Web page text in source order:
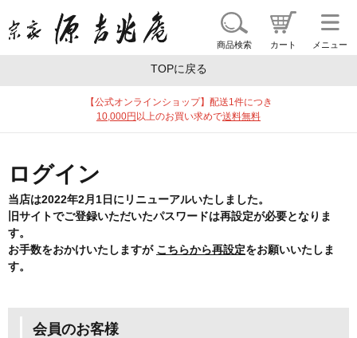
商品検索 カート メニュー
商品一覧 ギフトを探す
TOPに戻る
【公式オンラインショップ】配送1件につき
10,000円 以上のお買い求めで送料無料
ログイン
当店は2022年2月1日にリニューアルいたしました。
旧サイトでご登録いただいたパスワードは再設定が必要となりま
す。
お手数をおかけいたしますが こちらから再設定をお願いいたしま
す。
会員のお客様